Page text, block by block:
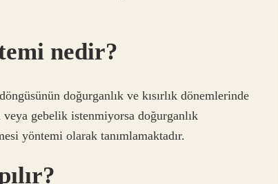
nedir?
doğurganlık ve kısırlık dönemlerinde
gebelik istenmiyorsa doğurganlık
yöntemi olarak tanımlamaktadır.